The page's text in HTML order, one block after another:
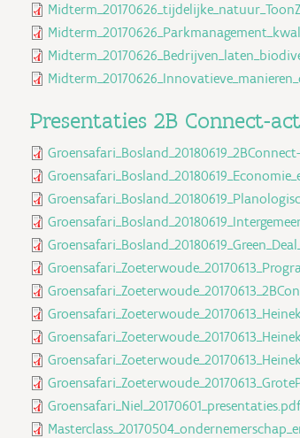
Presentaties 2B Connect-
Groensafari_Niel_20170601_presentaties.pdf